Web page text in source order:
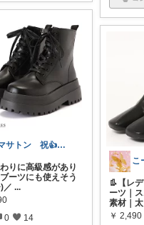
マサトン 祝👍7000プロフも見てね
りに高級感があり
ーツにも使えそう
／ ...
0 14
👢【レ
ーツ｜
素材｜
￥ 2,490